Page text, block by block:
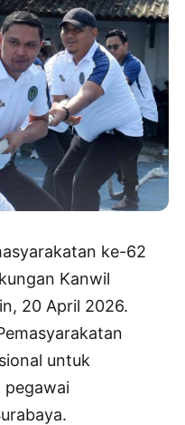
ke-62
Kanwil
20 April 2026.
untuk
pegawai